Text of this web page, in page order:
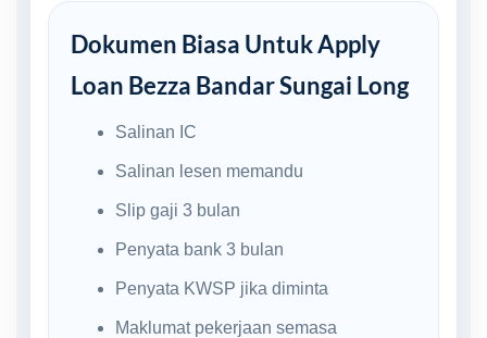
Dokumen Biasa Untuk Apply
Loan Bezza Bandar Sungai Long
Salinan IC
Salinan lesen memandu
Slip gaji 3 bulan
Penyata bank 3 bulan
Penyata KWSP jika diminta
Maklumat pekerjaan semasa